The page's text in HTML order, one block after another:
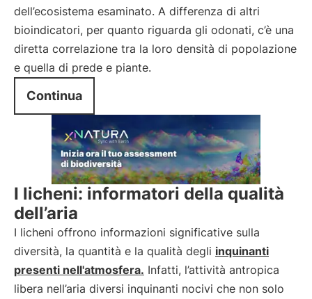
dell’ecosistema esaminato. A differenza di altri
bioindicatori, per quanto riguarda gli odonati, c’è una
diretta correlazione tra la loro densità di popolazione
e quella di prede e piante.
Continua
I licheni: informatori della qualità
dell’aria
I licheni offrono informazioni significative sulla
diversità, la quantità e la qualità degli inquinanti
presenti nell'atmosfera. Infatti, l’attività antropica
libera nell’aria diversi inquinanti nocivi che non solo